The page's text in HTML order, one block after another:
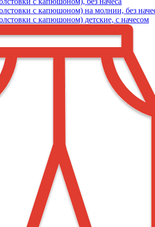
с капюшоном) на молнии, без
c капюшоном) детские, с начесом